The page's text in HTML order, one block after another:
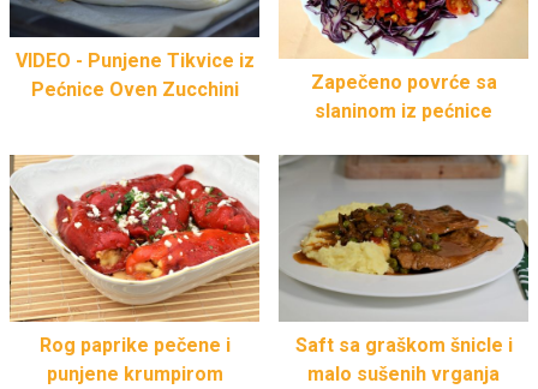
VIDEO - Punjene Tikvice iz
Pećnice Oven Zucchini
Zapečeno povrće sa
slaninom iz pećnice
Rog paprike pečene i
punjene krumpirom
Saft sa graškom šnicle i
malo sušenih vrganja